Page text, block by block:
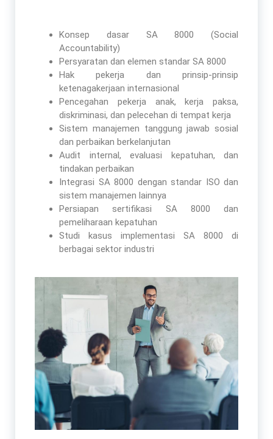
Konsep dasar SA 8000 (Social
Accountability)
Persyaratan dan elemen standar SA 8000
Hak pekerja dan prinsip-prinsip
ketenagakerjaan internasional
Pencegahan pekerja anak, kerja paksa,
diskriminasi, dan pelecehan di tempat kerja
Sistem manajemen tanggung jawab sosial
dan perbaikan berkelanjutan
Audit internal, evaluasi kepatuhan, dan
tindakan perbaikan
Integrasi SA 8000 dengan standar ISO dan
sistem manajemen lainnya
Persiapan sertifikasi SA 8000 dan
pemeliharaan kepatuhan
Studi kasus implementasi SA 8000 di
berbagai sektor industri